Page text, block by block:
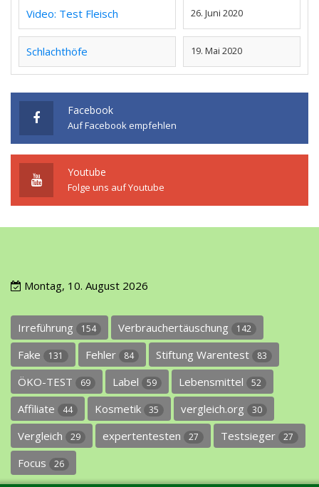
Video: Test Fleisch 26. Juni 2020
Schlachthöfe 19. Mai 2020
Facebook
Auf Facebook empfehlen
Youtube
Folge uns auf Youtube
Montag, 10. August 2026
Irreführung 154 Verbrauchertäuschung 142
Fake 131 Fehler 84 Stiftung Warentest 83
ÖKO-TEST 69 Label 59 Lebensmittel 52
Affiliate 44 Kosmetik 35 vergleich.org 30
Vergleich 29 expertentesten 27 Testsieger 27
Focus 26